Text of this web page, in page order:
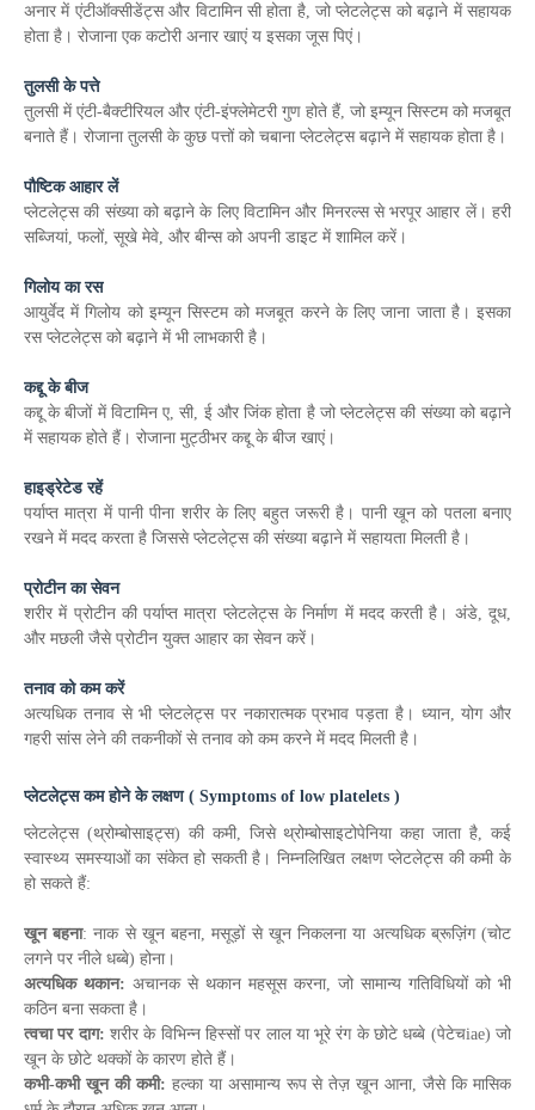
अनार में एंटीऑक्सीडेंट्स और विटामिन सी होता है, जो प्लेटलेट्स को बढ़ाने में सहायक
होता है। रोजाना एक कटोरी अनार खाएं य इसका जूस पिएं।
तुलसी के पत्ते
तुलसी में एंटी-बैक्टीरियल और एंटी-इंफ्लेमेटरी गुण होते हैं, जो इम्यून सिस्टम को मजबूत
बनाते हैं। रोजाना तुलसी के कुछ पत्तों को चबाना प्लेटलेट्स बढ़ाने में सहायक होता है।
पौष्टिक आहार लें
प्लेटलेट्स की संख्या को बढ़ाने के लिए विटामिन और मिनरल्स से भरपूर आहार लें। हरी
सब्जियां, फलों, सूखे मेवे, और बीन्स को अपनी डाइट में शामिल करें।
गिलोय का रस
आयुर्वेद में गिलोय को इम्यून सिस्टम को मजबूत करने के लिए जाना जाता है। इसका
रस प्लेटलेट्स को बढ़ाने में भी लाभकारी है।
कद्दू के बीज
कद्दू के बीजों में विटामिन ए, सी, ई और जिंक होता है जो प्लेटलेट्स की संख्या को बढ़ाने
में सहायक होते हैं। रोजाना मुट्ठीभर कद्दू के बीज खाएं।
हाइड्रेटेड रहें
पर्याप्त मात्रा में पानी पीना शरीर के लिए बहुत जरूरी है। पानी खून को पतला बनाए
रखने में मदद करता है जिससे प्लेटलेट्स की संख्या बढ़ाने में सहायता मिलती है।
प्रोटीन का सेवन
शरीर में प्रोटीन की पर्याप्त मात्रा प्लेटलेट्स के निर्माण में मदद करती है। अंडे, दूध,
और मछली जैसे प्रोटीन युक्त आहार का सेवन करें।
तनाव को कम करें
अत्यधिक तनाव से भी प्लेटलेट्स पर नकारात्मक प्रभाव पड़ता है। ध्यान, योग और
गहरी सांस लेने की तकनीकों से तनाव को कम करने में मदद मिलती है।
प्लेटलेट्सकम होने के लक्षण ( Symptoms of low platelets )
प्लेटलेट्स (थ्रोम्बोसाइट्स) की कमी, जिसे थ्रोम्बोसाइटोपेनिया कहा जाता है, कई
स्वास्थ्य समस्याओं का संकेत हो सकती है। निम्नलिखित लक्षण प्लेटलेट्स की कमी के
हो सकते हैं:
खून बहना: नाक से खून बहना, मसूड़ों से खून निकलना या अत्यधिक ब्रूज़िंग (चोट
लगने पर नीले धब्बे) होना।
अत्यधिक थकान: अचानक से थकान महसूस करना, जो सामान्य गतिविधियों को भी
कठिन बना सकता है।
त्वचा पर दाग: शरीर के विभिन्न हिस्सों पर लाल या भूरे रंग के छोटे धब्बे (पेटेचiae) जो
खून के छोटे थक्कों के कारण होते हैं।
कभी-कभी खून की कमी: हल्का या असामान्य रूप से तेज़ खून आना, जैसे कि मासिक